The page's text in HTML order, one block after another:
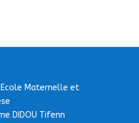
Maternelle et
DIDOU Tifenn